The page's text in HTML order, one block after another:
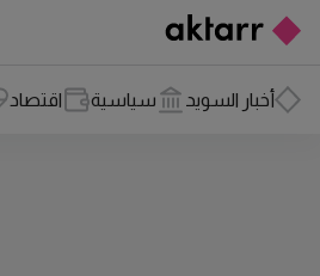
أخبار السويد سياسية اقتصاد